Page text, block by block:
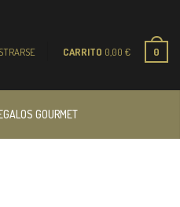
CARRITO 0,00 € 0
GOURMET